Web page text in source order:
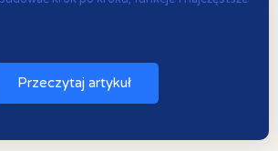
Przeczytaj artykuł